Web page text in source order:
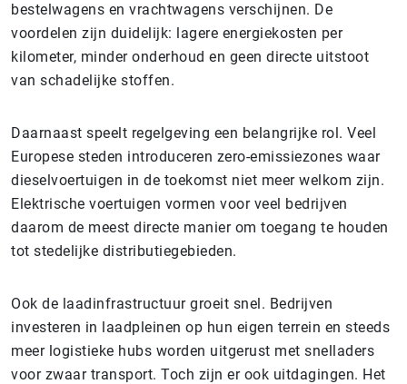
bestelwagens en vrachtwagens verschijnen. De
voordelen zijn duidelijk: lagere energiekosten per
kilometer, minder onderhoud en geen directe uitstoot
van schadelijke stoffen.
Daarnaast speelt regelgeving een belangrijke rol. Veel
Europese steden introduceren zero-emissiezones waar
dieselvoertuigen in de toekomst niet meer welkom zijn.
Elektrische voertuigen vormen voor veel bedrijven
daarom de meest directe manier om toegang te houden
tot stedelijke distributiegebieden.
Ook de laadinfrastructuur groeit snel. Bedrijven
investeren in laadpleinen op hun eigen terrein en steeds
meer logistieke hubs worden uitgerust met snelladers
voor zwaar transport. Toch zijn er ook uitdagingen. Het